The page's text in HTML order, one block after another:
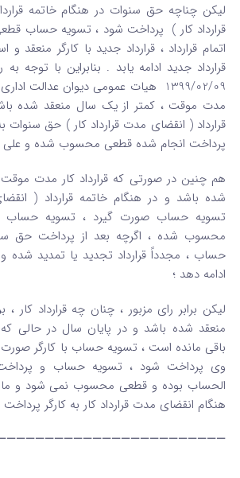
لیکن چناچه حق سنوات در هنگام خاتمه
قرارداد کار ) پرداخت شود ، تسویه حساب
اتمام قرارداد ، قرارداد جدید با کارگر منعقد و
1399/02/09 هیات عمومی دیوان عدالت
مدت موقت ، کمتر از یک سال منعقد شده
قرارداد ( انقضای مدت قرارداد کار ) حق سنوات
پرداخت انجام شده قطعی محسوب شده و علی
هم چنین در صورتی که قرارداد کار مدت
شده باشد و در هنگام خاتمه قرارداد (
تسویه حساب صورت گیرد ، تسویه حساب
محسوب شده ، اگرچه بعد از پرداخت حق
حساب ، مجدداً قرارداد تجدید یا تمدید شده و
ادامه دهد ؛
لیکن برابر رای مزبور ، چنان چه قرارداد
منعقد شده باشد و در پایان سال در حالی که
باقی مانده است ، تسویه حساب با کارگر
وی پرداخت شود ، تسویه حساب و
الحساب بوده و قطعی محسوب نمی شود و
هنگام انقضای مدت قرارداد کار به کارگر